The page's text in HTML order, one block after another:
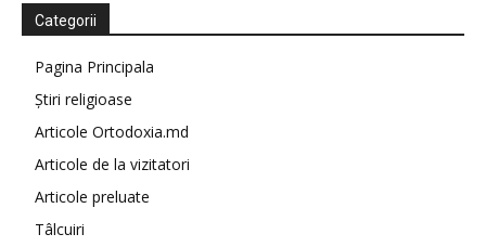
Categorii
Pagina Principala
Știri religioase
Articole Ortodoxia.md
Articole de la vizitatori
Articole preluate
Tâlcuiri